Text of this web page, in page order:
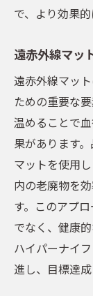
る秘訣
健康
実際
美し
品川
トレ
効果的な
び方ガイ
初め
パ
で、より効果
遠赤外線マッ
遠赤外線マッ
ための重要な
温めることで
果があります
マットを使用
内の老廃物を
す。このアプ
でなく、健康
ハイパーナイ
進し、目標達